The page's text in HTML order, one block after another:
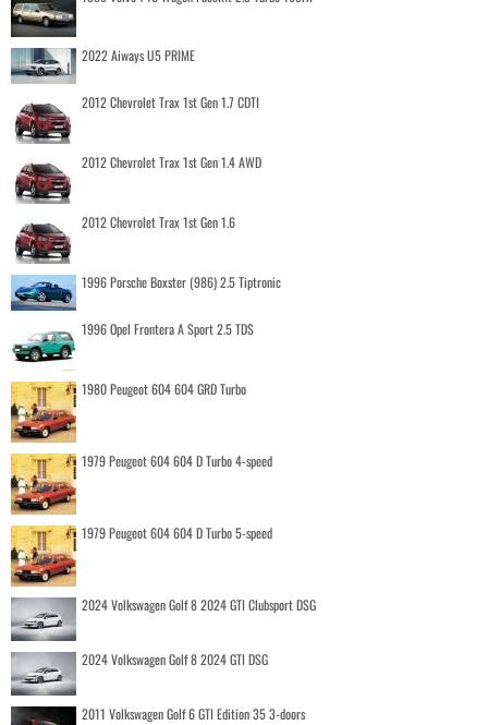
2022 Aiways U5 PRIME
2012 Chevrolet Trax 1st Gen 1.7 CDTI
2012 Chevrolet Trax 1st Gen 1.4 AWD
2012 Chevrolet Trax 1st Gen 1.6
1996 Porsche Boxster (986) 2.5 Tiptronic
1996 Opel Frontera A Sport 2.5 TDS
1980 Peugeot 604 604 GRD Turbo
1979 Peugeot 604 604 D Turbo 4-speed
1979 Peugeot 604 604 D Turbo 5-speed
2024 Volkswagen Golf 8 2024 GTI Clubsport DSG
2024 Volkswagen Golf 8 2024 GTI DSG
2011 Volkswagen Golf 6 GTI Edition 35 3-doors